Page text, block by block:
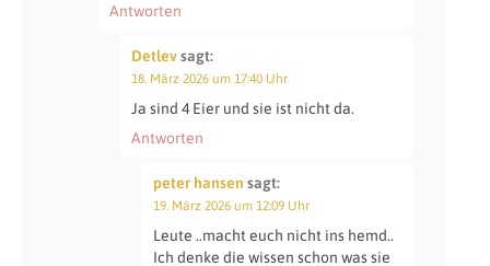
Antworten
Detlevsagt:
18. März 2026 um 17:40 Uhr
Ja sind 4 Eier und sie ist nicht da.
Antworten
peter hansen sagt:
19. März 2026 um 12:09 Uhr
Leute ..macht euch nicht ins hemd..
Ich denke die wissen schon was sie